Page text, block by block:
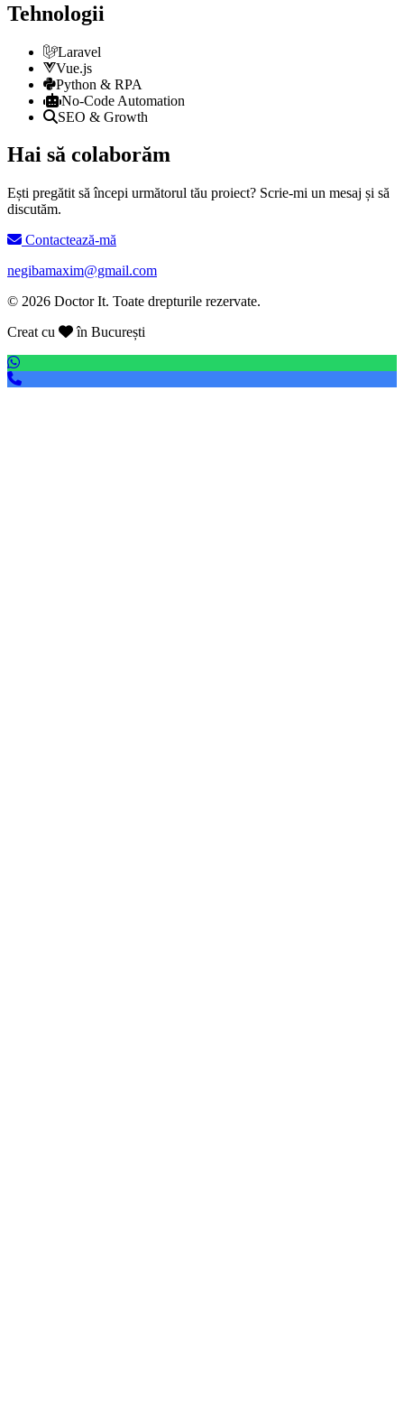
Tehnologii
Laravel
Vue.js
Python & RPA
No-Code Automation
SEO & Growth
Hai să colaborăm
Ești pregătit să începi următorul tău proiect? Scrie-mi un mesaj și să
discutăm.
Contactează-mă
negibamaxim@gmail.com
© 2026 Doctor It. Toate drepturile rezervate.
Creat cu
în București